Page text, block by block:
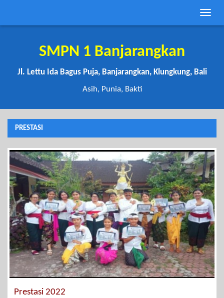
Toggle
SMPN 1 Banjarangkan
Jl. Lettu Ida Bagus Puja, Banjarangkan, Klungkung, Bali
Asih, Punia, Bakti
PRESTASI
Prestasi 2022